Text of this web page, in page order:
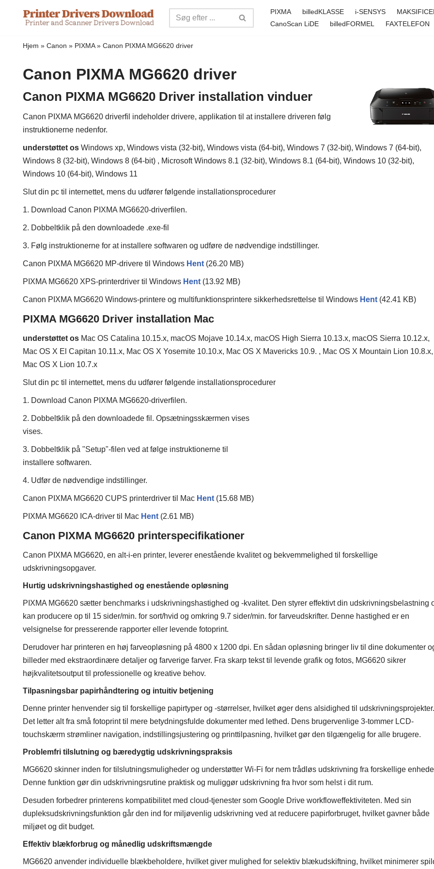
Spring
PIXMA billedKLASSE i-SENSYS
CanoScan LiDE
billedFORMEL FAXTELEFON
Hjem » Canon » PIXMA» Canon PIXMA MG6620 driver
Canon PIXMA MG6620 driver
Canon PIXMA MG6620 Driver installation vinduer
Canon PIXMA MG6620 driverfil indeholder drivere, applikation til at installere driveren følg
instruktionerne nedenfor.
understøttet os Windows xp, Windows vista (32-bit), Windows vista (64-bit), Windows 7 (32-bit), Windows 7 (64-bit),
Windows 8 (32-bit), Windows 8 (64-bit) , Microsoft Windows 8.1 (32-bit), Windows 8.1 (64-bit), Windows 10 (32-bit),
Windows 10 (64-bit), Windows 11
Slut din pc til internettet, mens du udfører følgende installationsprocedurer
1. Download Canon PIXMA MG6620-driverfilen.
2. Dobbeltklik på den downloadede .exe-fil
3. Følg instruktionerne for at installere softwaren og udføre de nødvendige indstillinger.
Canon PIXMA MG6620 MP-drivere til Windows Hent (26.20 MB)
PIXMA MG6620 XPS-printerdriver til Windows Hent (13.92 MB)
Canon PIXMA MG6620 Windows-printere og multifunktionsprintere sikkerhedsrettelse til Windows Hent (42.41 KB)
PIXMA MG6620 Driver installation Mac
understøttet os Mac OS Catalina 10.15.x, macOS Mojave 10.14.x, macOS High Sierra 10.13.x, macOS Sierra 10.12.x,
Mac OS X El Capitan 10.11.x, Mac OS X Yosemite 10.10.x, Mac OS X Mavericks 10.9. , Mac OS X Mountain Lion 10.8.x,
Mac OS X Lion 10.7.x
Slut din pc til internettet, mens du udfører følgende installationsprocedurer
1. Download Canon PIXMA MG6620-driverfilen.
2. Dobbeltklik på den downloadede fil. Opsætningsskærmen vises
vises.
3. Dobbeltklik på "Setup"-filen ved at følge instruktionerne til
installere softwaren.
4. Udfør de nødvendige indstillinger.
Canon PIXMA MG6620 CUPS printerdriver til Mac Hent (15.68 MB)
PIXMA MG6620 ICA-driver til Mac Hent (2.61 MB)
Canon PIXMA MG6620 printerspecifikationer
Canon PIXMA MG6620, en alt-i-en printer, leverer enestående kvalitet og bekvemmelighed til forskellige
udskrivningsopgaver.
Hurtig udskrivningshastighed og enestående opløsning
PIXMA MG6620 sætter benchmarks i udskrivningshastighed og -kvalitet. Den styrer effektivt din udskrivningsbelastning
kan producere op til 15 sider/min. for sort/hvid og omkring 9.7 sider/min. for farveudskrifter. Denne hastighed er en
velsignelse for presserende rapporter eller levende fotoprint.
Derudover har printeren en høj farveopløsning på 4800 x 1200 dpi. En sådan opløsning bringer liv til dine dokumenter
billeder med ekstraordinære detaljer og farverige farver. Fra skarp tekst til levende grafik og fotos, MG6620 sikrer
højkvalitetsoutput til professionelle og kreative behov.
Tilpasningsbar papirhåndtering og intuitiv betjening
Denne printer henvender sig til forskellige papirtyper og -størrelser, hvilket øger dens alsidighed til udskrivningsprojekter.
Det letter alt fra små fotoprint til mere betydningsfulde dokumenter med lethed. Dens brugervenlige 3-tommer LCD-
touchskærm strømliner navigation, indstillingsjustering og printtilpasning, hvilket gør den tilgængelig for alle brugere.
Problemfri tilslutning og bæredygtig udskrivningspraksis
MG6620 skinner inden for tilslutningsmuligheder og understøtter Wi-Fi for nem trådløs udskrivning fra forskellige
Denne funktion gør din udskrivningsrutine praktisk og muliggør udskrivning fra hvor som helst i dit rum.
Desuden forbedrer printerens kompatibilitet med cloud-tjenester som Google Drive workfloweffektiviteten. Med sin
dupleksudskrivningsfunktion går den ind for miljøvenlig udskrivning ved at reducere papirforbruget, hvilket gavner både
miljøet og dit budget.
Effektiv blækforbrug og månedlig udskriftsmængde
MG6620 anvender individuelle blækbeholdere, hvilket giver mulighed for selektiv blækudskiftning, hvilket minimerer